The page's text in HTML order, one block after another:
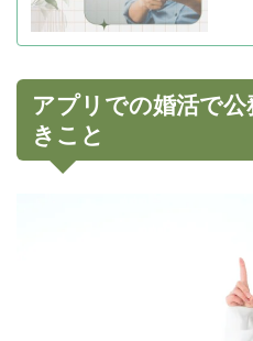
アプリでの婚活で
きこと